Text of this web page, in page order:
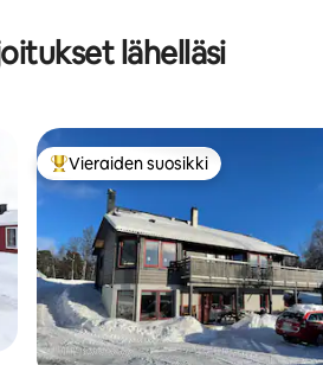
lähelläsi
Vieraiden suosikkien parhaimmistoa
Vieraiden suosikki